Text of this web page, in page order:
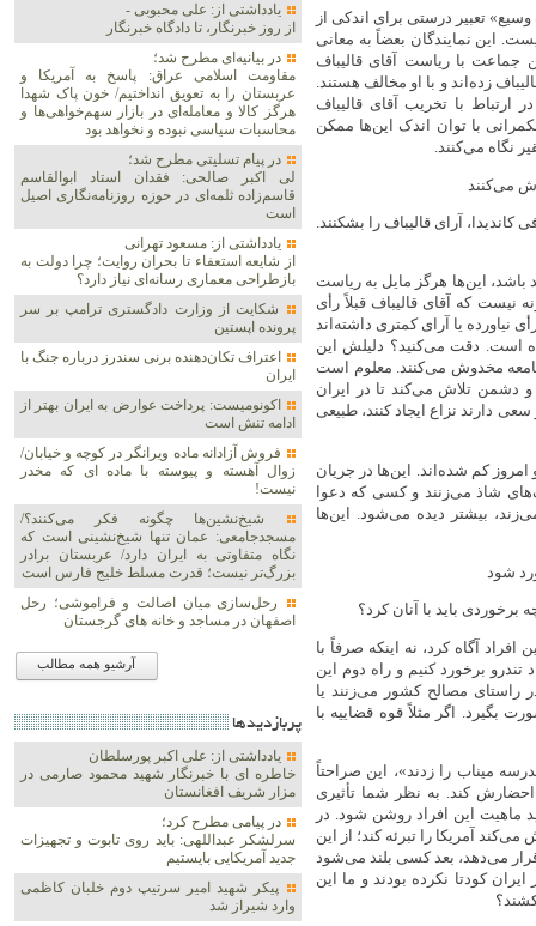
تعبیر درستی برای اندکی از
این نمایندگان بعضاً به معانی
جماعت با ریاست آقای قالیباف
زده‌اند و با او مخالف هستند.
ارتباط با تخریب آقای قالیباف
با توان اندک این‌ها ممکن
نگاه می‌کنند.
می‌کنند
آرای قالیباف را بشکنند.
این‌ها هرگز مایل به ریاست
نیست که آقای قالیباف قبلاً رأی
نیاورده یا آرای کمتری داشته‌اند
شده است. دقت می‌کنید؟ دلیلش این
مخدوش می‌کنند. معلوم است
دشمن تلاش می‌کند تا در ایران
دارند نزاع ایجاد کنند، طبیعی
کم شده‌اند. این‌ها در جریان
شاذ می‌زنند و کسی که دعوا
بیشتر دیده می‌شود. این‌ها
شود
باید با آنان کرد؟
آگاه کرد، نه اینکه صرفاً با
تندرو برخورد کنیم و راه دوم این
راستای مصالح کشور می‌زنند یا
بگیرد. اگر مثلاً قوه قضاییه با
میناب را زدند»، این صراحتاً
احضارش کند. به نظر شما تأثیری
ماهیت این افراد روشن شود. در
آمریکا را تبرئه کند؛ از این
می‌دهد، بعد کسی بلند می‌شود
کودتا نکرده بودند و ما این
یادداشتی از: علی محبوبی -
از روز خبرنگار، تا دادگاه خبرنگار
در بیانیه‌ای مطرح شد؛
مقاومت اسلامی عراق: پاسخ به آمریکا و
عربستان را به تعویق انداختیم/ خون پاک شهدا
هرگز کالا و معامله‌ای در بازار سهم‌خواهی‌ها و
محاسبات سیاسی نبوده و نخواهد بود
در پیام تسلیتی مطرح شد؛
لی اکبر صالحی: فقدان استاد ابوالقاسم
قاسم‌زاده ثلمه‌ای در حوزه روزنامه‌نگاری اصیل
است
یادداشتی از: مسعود تهرانی
از شایعه استعفاء تا بحران روایت؛ چرا دولت به
بازطراحی معماری رسانه‌ای نیاز دارد؟
شکایت از وزارت دادگستری ترامپ بر سر
پرونده اپستین
اعتراف تکان‌دهنده برنی سندرز درباره جنگ با
ایران
اکونومیست: پرداخت عوارض به ایران بهتر از
ادامه تنش است
فروش آزادانه ماده ویرانگر در کوچه و خیابان/
زوال آهسته و پیوسته با ماده ای که مخدر
نیست!
شیخ‌نشین‌ها چگونه فکر می‌کنند؟/
مسجدجامعی: عمان تنها شیخ‌نشینی است که
نگاه متفاوتی به ایران دارد/ عربستان برادر
بزرگ‌تر نیست؛ قدرت مسلط خلیج فارس است
رحل‌سازی میان اصالت و فراموشی؛ رحل
اصفهان در مساجد و خانه های گرجستان
آرشیو همه مطالب
پربازديدها
یادداشتی از: علی اکبر پورسلطان
خاطره ای با خبرنگار شهید محمود صارمی در
مزار شریف افغانستان
در پیامی مطرح کرد؛
سرلشکر عبداللهی: باید روی تابوت و تجهیزات
جدید آمریکایی بایستیم
پیکر شهید امیر سرتیپ دوم خلبان کاظمی
وارد شیراز شد